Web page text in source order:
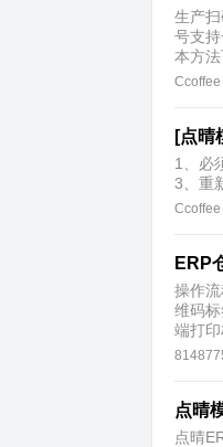
生产
号支
本方
Ccoffee
[点晴
1、必
3、重
Ccoffee
ERP
操作
维码
端打
点晴
点晴